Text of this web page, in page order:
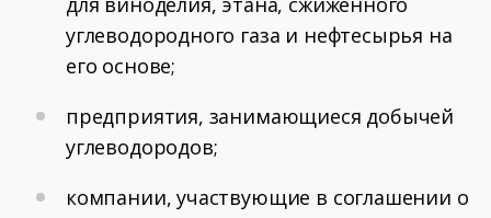
углеводородного газа и нефтесырья на
его основе;
предприятия, занимающиеся добычей
углеводородов;
компании, участвующие в соглашении о